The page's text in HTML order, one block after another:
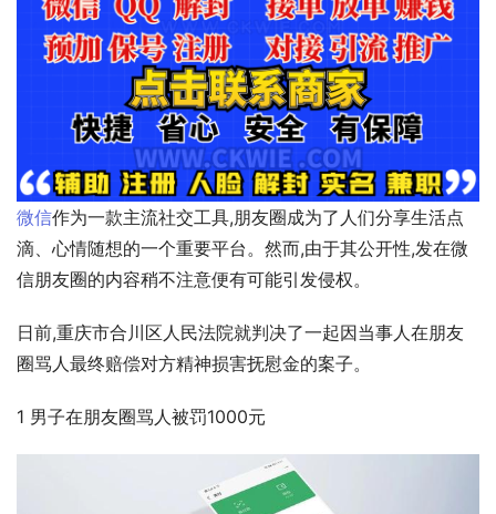
微信作为一款主流社交工具,朋友圈成为了人们分享生活点
滴、心情随想的一个重要平台。然而,由于其公开性,发在微
信朋友圈的内容稍不注意便有可能引发侵权。
日前,重庆市合川区人民法院就判决了一起因当事人在朋友
圈骂人最终赔偿对方精神损害抚慰金的案子。
1 男子在朋友圈骂人被罚1000元